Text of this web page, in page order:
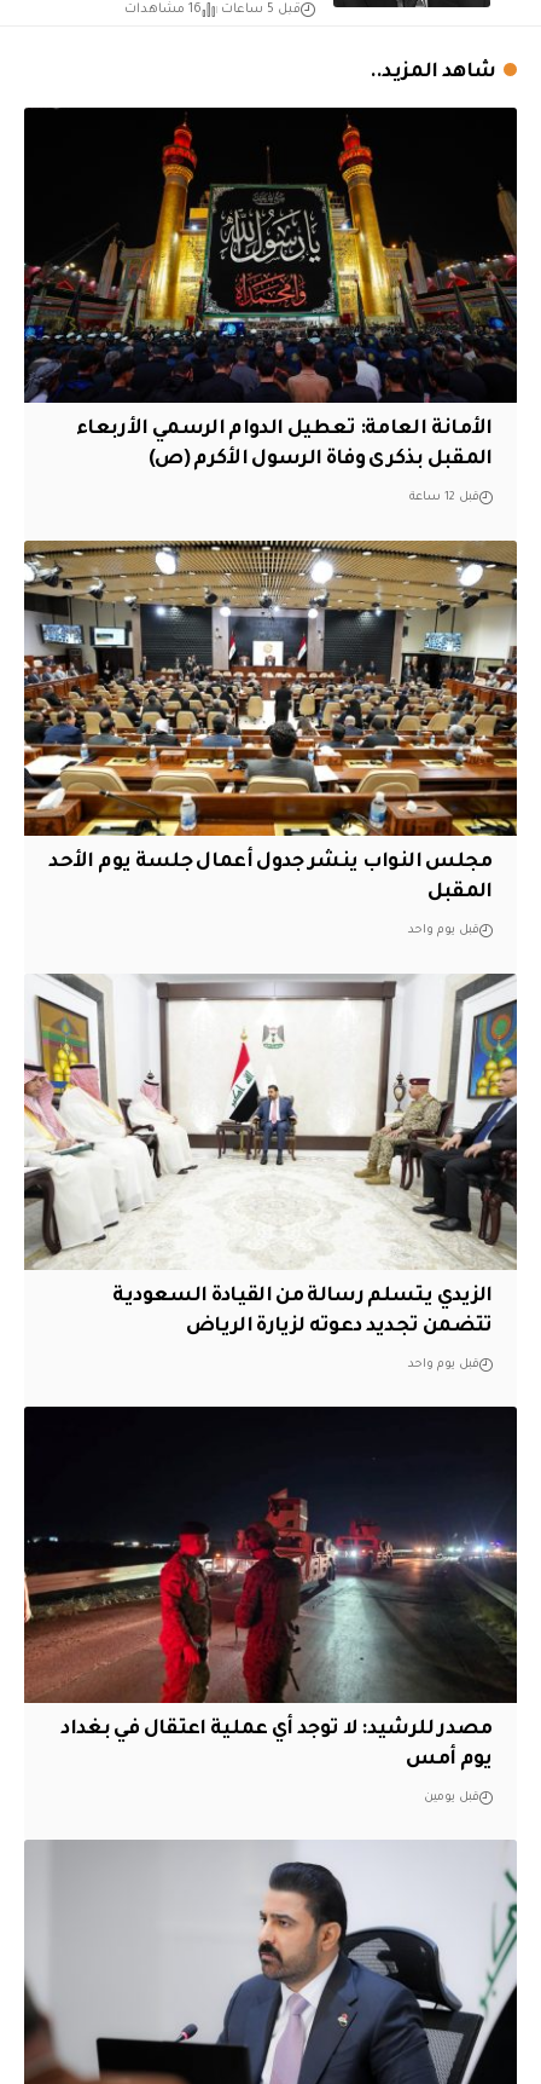
قبل 5 ساعات 16 مشاهدات
شاهد المزيد..
الأمانة العامة: تعطيل الدوام الرسمي الأربعاء
المقبل بذكرى وفاة الرسول الأكرم (ص)
قبل 12 ساعة
مجلس النواب ينشر جدول أعمال جلسة يوم الأحد
المقبل
قبل يوم واحد
الزيدي يتسلم رسالة من القيادة السعودية
تتضمن تجديد دعوته لزيارة الرياض
قبل يوم واحد
مصدر للرشيد: لا توجد أي عملية اعتقال في بغداد
يوم أمس
قبل يومين